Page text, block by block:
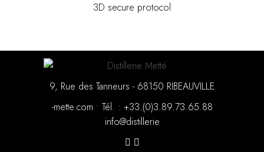
3D secure protocol
9, Rue des Tanneurs - 68150 RIBEAUVILLE
88.56.37.98.3(0).33+ : .léT
•
moc.ettem-
eirellitsid@ofni